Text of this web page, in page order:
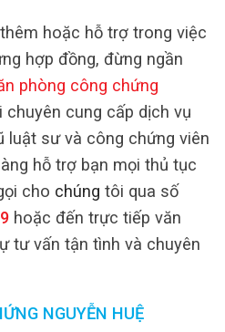
hoặc hỗ trợ trong việc
hợp đồng, đừng ngần
phòng công chứng
chuyên cung cấp dịch vụ
luật sư và công chứng viên
hỗ trợ bạn mọi thủ tục
cho chúng tôi qua số
hoặc đến trực tiếp văn
tư vấn tận tình và chuyên
NGUYỄN HUỆ